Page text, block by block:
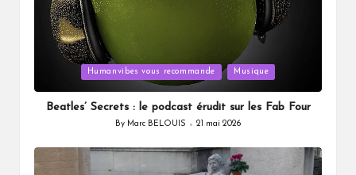
Humanvibes vous recommande Musique
Beatles’ Secrets : le podcast érudit sur les Fab Four
Posted
By Marc BELOUIS 21 mai 2026